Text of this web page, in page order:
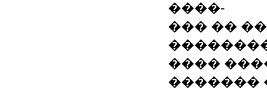
����-
��� ��
����
�������